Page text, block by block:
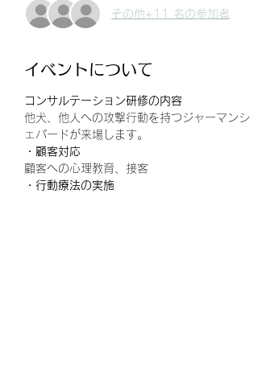
その他+11 名の参加者
イベントについて
コンサルテーション研修の内容
他犬、他人への攻撃行動を持つジャーマンシ
ェパードが来場します。
・顧客対応
顧客への心理教育、接客
・行動療法の実施